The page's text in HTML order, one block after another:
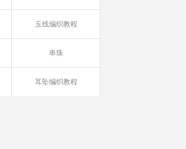
玉线编织教程
串珠
耳坠编织教程